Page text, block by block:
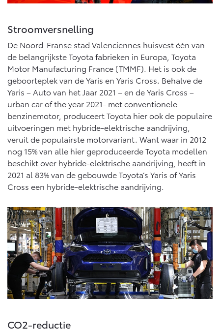
HYBRIDE
Vanaf € 39.995,-
HYBRIDE
Vanaf € 36.495,-
Toyota C-HR+
BATTERIJ-ELEKTRISCH
Vanaf € 37.995,-
RAV4
Vanaf € 49.995,-
bZ4X
BATTERIJ-ELEKTRISCH
Vanaf € 39.995,-
bZ4X Touring
BATTERIJ-ELEKTRISCH
10 jaar Toyota garantie
Toyota fabrieksgarantie
Onderdelen & Accessoires
Onderdelen
Accessoires
Banden
Connected
Connected Services
MyToyota login
MyToyota App
Abonnementen
Multimedia
Connected check
Navigatie updates
Verzekeren
Toyota Autoverzekering
Toyota Hybride Autoverzekering
Bedrijfswagens op maat
Financieren of leasen
Verzekeren
Stroomversnelling
De Noord-Franse stad Valenciennes huisvest één van
de belangrijkste Toyota fabrieken in Europa, Toyota
Motor Manufacturing France (TMMF). Het is ook de
geboorteplek van de Yaris en Yaris Cross. Behalve de
Yaris – Auto van het Jaar 2021 – en de Yaris Cross –
urban car of the year 2021- met conventionele
benzinemotor, produceert Toyota hier ook de populaire
uitvoeringen met hybride-elektrische aandrijving,
veruit de populairste motorvariant. Want waar in 2012
nog 15% van alle hier geproduceerde Toyota modellen
beschikt over hybride-elektrische aandrijving, heeft in
2021 al 83% van de gebouwde Toyota’s Yaris of Yaris
Cross een hybride-elektrische aandrijving.
CO2-reductie